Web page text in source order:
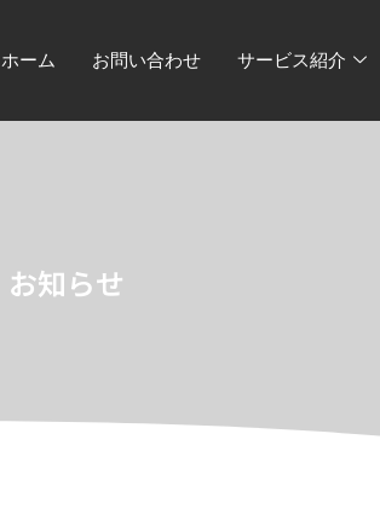
ホーム お問い合わせ サービス紹介
お知らせ